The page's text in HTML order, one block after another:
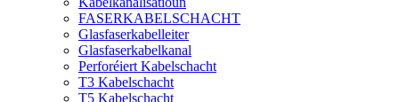
FASERKABELSCHACHT
Glasfaserkabelleiter
Glasfaserkabelkanal
Perforéiert Kabelschacht
T3 Kabelschacht
T5 Kabelschacht